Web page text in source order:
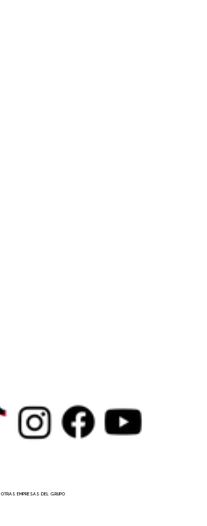
OTRAS EMPRESAS DEL GRUPO